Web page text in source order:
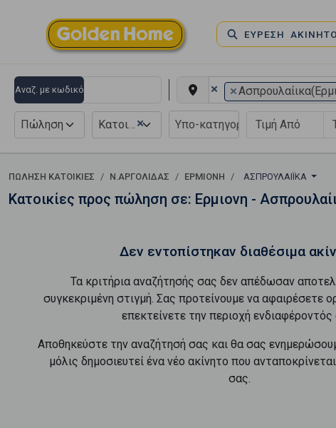
ΕΥΡΕΣΗ
Αναζ. με κωδικό × ×
Πώληση ×
Κατοικία
ΠΏΛΗΣΗ ΚΑΤΟΙΚΊΕΣ Ν.ΑΡΓΟΛΙΔΑΣ ΕΡΜΙΟΝΗ ΑΣΠΡΟΥΛΑΊΙΚΑ
Κατοικίες προς πώληση σε: Ερμιονη -
Δεν εντοπίστηκαν διαθέσιμα
Τα κριτήρια αναζήτησής σας δεν απέδωσαν
συγκεκριμένη στιγμή. Σας προτείνουμε να αφαιρέσετε
επεκτείνετε την περιοχή ενδιαφέροντός
Αποθηκεύστε την αναζήτησή σας και θα σας
μόλις δημοσιευτεί ένα νέο ακίνητο που
σας.